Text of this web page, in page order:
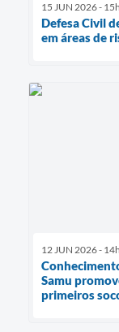
15 JUN 2026 -
Defesa Civil
em áreas de
12 JUN 2026 -
Samu
primeiros